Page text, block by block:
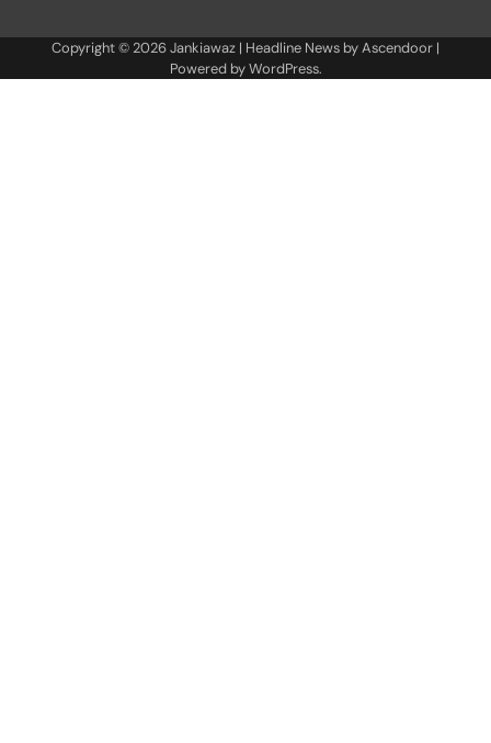
Copyright © 2026Jankiawaz | Headline News byAscendoor |
Powered byWordPress.